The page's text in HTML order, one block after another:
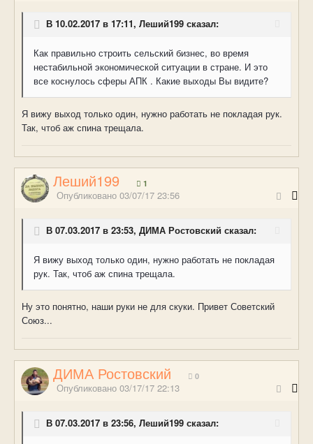
В 10.02.2017 в 17:11, Леший199 сказал:
Как правильно строить сельский бизнес, во время
нестабильной экономической ситуации в стране. И это
все коснулось сферы АПК . Какие выходы Вы видите?
Я вижу выход только один, нужно работать не покладая рук.
Так, чтоб аж спина трещала.
Леший199 1
Опубликовано 03/07/17 23:56
В 07.03.2017 в 23:53, ДИМА Ростовский сказал:
Я вижу выход только один, нужно работать не покладая
рук. Так, чтоб аж спина трещала.
Ну это понятно, наши руки не для скуки. Привет Советский
Союз...
ДИМА Ростовский 0
Опубликовано 03/17/17 22:13
В 07.03.2017 в 23:56, Леший199 сказал: